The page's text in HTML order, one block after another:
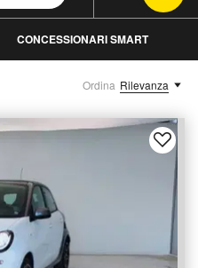
CONCESSIONARI SMART
Ordina Rilevanza